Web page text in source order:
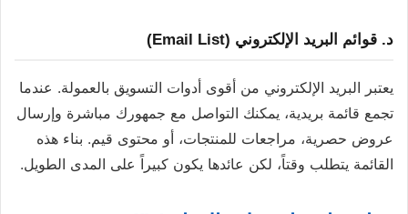
د. قوائم البريد الإلكتروني (Email List)
يعتبر البريد الإلكتروني من أقوى أدوات التسويق بالعمولة. عندما
تجمع قائمة بريدية، يمكنك التواصل مع جمهورك مباشرة وإرسال
عروض حصرية، مراجعات للمنتجات، أو محتوى قيم. بناء هذه
القائمة يتطلب وقتاً، لكن عائدها يكون كبيراً على المدى الطويل.